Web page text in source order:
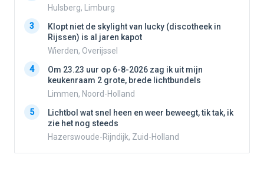
Hulsberg, Limburg
3
Klopt niet de skylight van lucky (discotheek in
Rijssen) is al jaren kapot
Wierden, Overijssel
4
Om 23.23 uur op 6-8-2026 zag ik uit mijn
keukenraam 2 grote, brede lichtbundels
Limmen, Noord-Holland
5
Lichtbol wat snel heen en weer beweegt, tik tak, ik
zie het nog steeds
Hazerswoude-Rijndijk, Zuid-Holland